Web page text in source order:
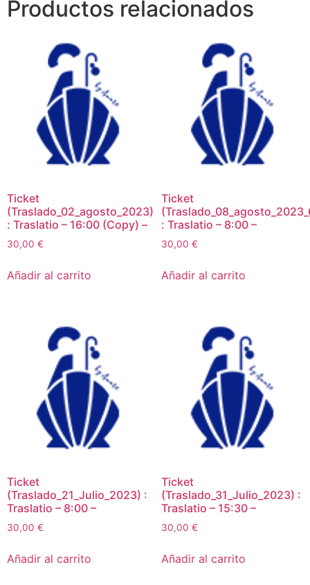
Productos relacionados
Ticket
(Traslado_02_agosto_2023)
: Traslatio – 16:00 (Copy) –
30,00 €
Añadir al carrito
Ticket
: Traslatio – 8:00 –
30,00 €
Añadir al carrito
Ticket
(Traslado_21_Julio_2023) :
Traslatio – 8:00 –
30,00 €
Añadir al carrito
Ticket
(Traslado_31_Julio_2023) :
Traslatio – 15:30 –
30,00 €
Añadir al carrito